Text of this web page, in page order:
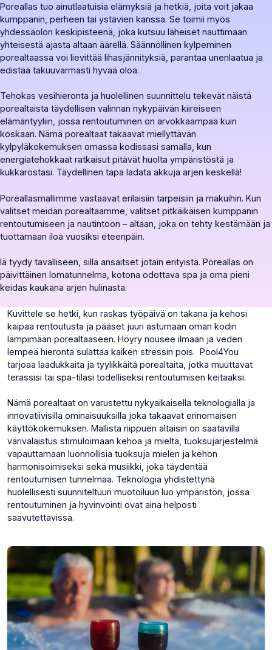
Poreallas tuo ainutlaatuisia elämyksiä ja hetkiä, joita voit jakaa
kumppanin, perheen tai ystävien kanssa. Se toimii myös
yhdessäolon keskipisteenä, joka kutsuu läheiset nauttimaan
yhteisestä ajasta altaan äärellä. Säännöllinen kylpeminen
porealtaassa voi lievittää lihasjännityksiä, parantaa unenlaatua ja
edistää takuuvarmasti hyvää oloa.
Tehokas vesihieronta ja huolellinen suunnittelu tekevät näistä
porealtaista täydellisen valinnan nykypäivän kiireiseen
elämäntyyliin, jossa rentoutuminen on arvokkaampaa kuin
koskaan. Nämä porealtaat takaavat miellyttävän
kylpyläkokemuksen omassa kodissasi samalla, kun
energiatehokkaat ratkaisut pitävät huolta ympäristöstä ja
kukkarostasi. Täydellinen tapa ladata akkuja arjen keskellä!
Poreallasmallimme vastaavat erilaisiin tarpeisiin ja makuihin. Kun
valitset meidän porealtaamme, valitset pitkäikäisen kumppanin
rentoutumiseen ja nautintoon – altaan, joka on tehty kestämään ja
tuottamaan iloa vuosiksi eteenpäin.
lä tyydy tavalliseen, sillä ansaitset jotain erityistä. Poreallas on
päivittäinen lomatunnelma, kotona odottava spa ja oma pieni
keidas kaukana arjen hulinasta.
Kuvittele se hetki, kun raskas työpäivä on takana ja kehosi
kaipaa rentoutusta ja pääset juuri astumaan oman kodin
lämpimään porealtaaseen. Höyry nousee ilmaan ja veden
lempeä hieronta sulattaa kaiken stressin pois. Pool4You
tarjoaa laadukkaita ja tyylikkäitä porealtaita, jotka muuttavat
terassisi tai spa-tilasi todelliseksi rentoutumisen keitaaksi.
Nämä porealtaat on varustettu nykyaikaisella teknologialla ja
innovatiivisilla ominaisuuksilla joka takaavat erinomaisen
käyttökokemuksen. Mallista riippuen altaisin on saatavilla
värivalaistus stimuloimaan kehoa ja mieltä, tuoksujärjestelmä
vapauttamaan luonnollisia tuoksuja mielen ja kehon
harmonisoimiseksi sekä musiikki, joka täydentää
rentoutumisen tunnelmaa. Teknologia yhdistettynä
huolellisesti suunniteltuun muotoiluun luo ympäristön, jossa
rentoutuminen ja hyvinvointi ovat aina helposti
saavutettavissa.